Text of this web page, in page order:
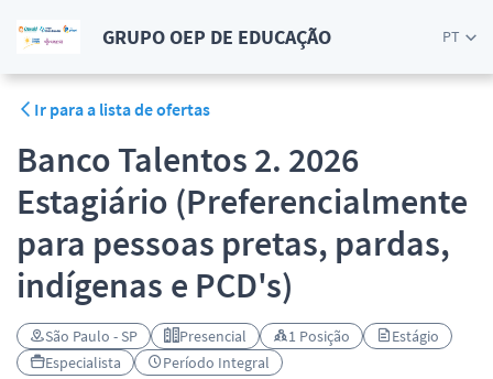
GRUPO OEP DE EDUCAÇÃO PT
Ir para a lista de ofertas
Banco Talentos 2. 2026
Estagiário (Preferencialmente
para pessoas pretas, pardas,
indígenas e PCD's)
São Paulo - SP Presencial 1 Posição
Estágio
Especialista
Período Integral